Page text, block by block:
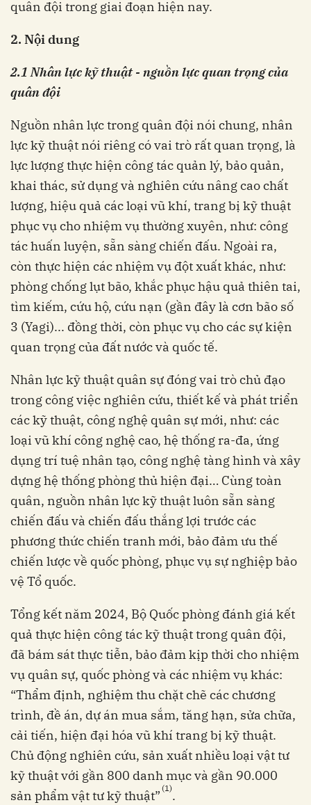
quân đội trong giai đoạn hiện nay.
2. Nội dung
2.1 Nhân lực kỹ thuật - nguồn lực quan trọng của
quân đội
Nguồn nhân lực trong quân đội nói chung, nhân
lực kỹ thuật nói riêng có vai trò rất quan trọng, là
lực lượng thực hiện công tác quản lý, bảo quản,
khai thác, sử dụng và nghiên cứu nâng cao chất
lượng, hiệu quả các loại vũ khí, trang bị kỹ thuật
phục vụ cho nhiệm vụ thường xuyên, như: công
tác huấn luyện, sẵn sàng chiến đấu. Ngoài ra,
còn thực hiện các nhiệm vụ đột xuất khác, như:
phòng chống lụt bão, khắc phục hậu quả thiên tai,
tìm kiếm, cứu hộ, cứu nạn (gần đây là cơn bão số
3 (Yagi)... đồng thời, còn phục vụ cho các sự kiện
quan trọng của đất nước và quốc tế.
Nhân lực kỹ thuật quân sự đóng vai trò chủ đạo
trong công việc nghiên cứu, thiết kế và phát triển
các kỹ thuật, công nghệ quân sự mới, như: các
loại vũ khí công nghệ cao, hệ thống ra-đa, ứng
dụng trí tuệ nhân tạo, công nghệ tàng hình và xây
dựng hệ thống phòng thủ hiện đại… Cùng toàn
quân, nguồn nhân lực kỹ thuật luôn sẵn sàng
chiến đấu và chiến đấu thắng lợi trước các
phương thức chiến tranh mới, bảo đảm ưu thế
chiến lược về quốc phòng, phục vụ sự nghiệp bảo
vệ Tổ quốc.
Tổng kết năm 2024, Bộ Quốc phòng đánh giá kết
quả thực hiện công tác kỹ thuật trong quân đội,
đã bám sát thực tiễn, bảo đảm kịp thời cho nhiệm
vụ quân sự, quốc phòng và các nhiệm vụ khác:
“Thẩm định, nghiệm thu chặt chẽ các chương
trình, đề án, dự án mua sắm, tăng hạn, sửa chữa,
cải tiến, hiện đại hóa vũ khí trang bị kỹ thuật.
Chủ động nghiên cứu, sản xuất nhiều loại vật tư
kỹ thuật với gần 800 danh mục và gần 90.000
sản phẩm vật tư kỹ thuật” (1).